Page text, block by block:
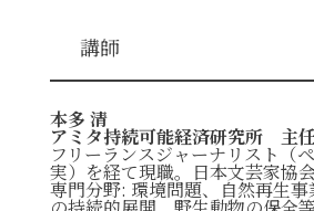
講師
本多 清
アミタ持続可能経済研究所 主
フリーランスジャーナリスト（
実）を経て現職。日本文芸家協会
専門分野: 環境問題、自然再生